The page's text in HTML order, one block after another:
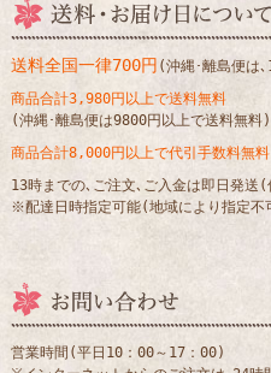
送料全国一律700円 (沖縄･離島便は
商品合計3,980円以上で送料無料
(沖縄･離島便は9800円以上で送料無料)
商品合計8,000円以上で代引手数料無料
13時までの､ご注文､ご入金は即日発送
※配達日時指定可能(地域により指定不
営業時間(平日10：00～17：00)